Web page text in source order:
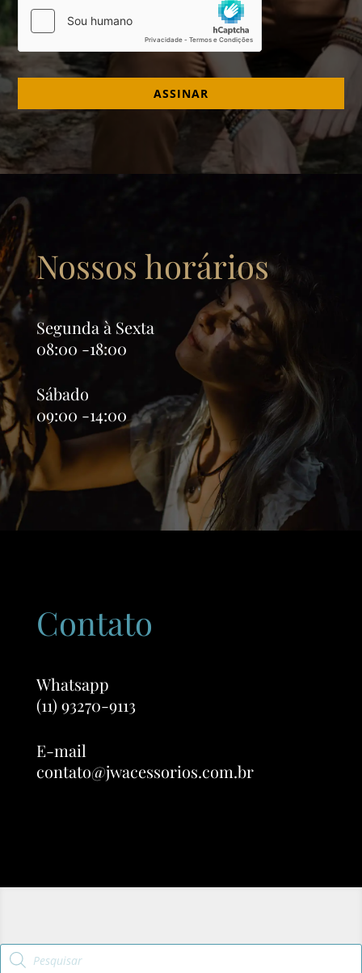
ASSINAR
Nossos horários
Segunda à Sexta
08:00 -18:00
Sábado
09:00 -14:00
Contato
Whatsapp
(11) 93270-9113
E-mail
contato@jwacessorios.com.br
Pesquisar
produtos